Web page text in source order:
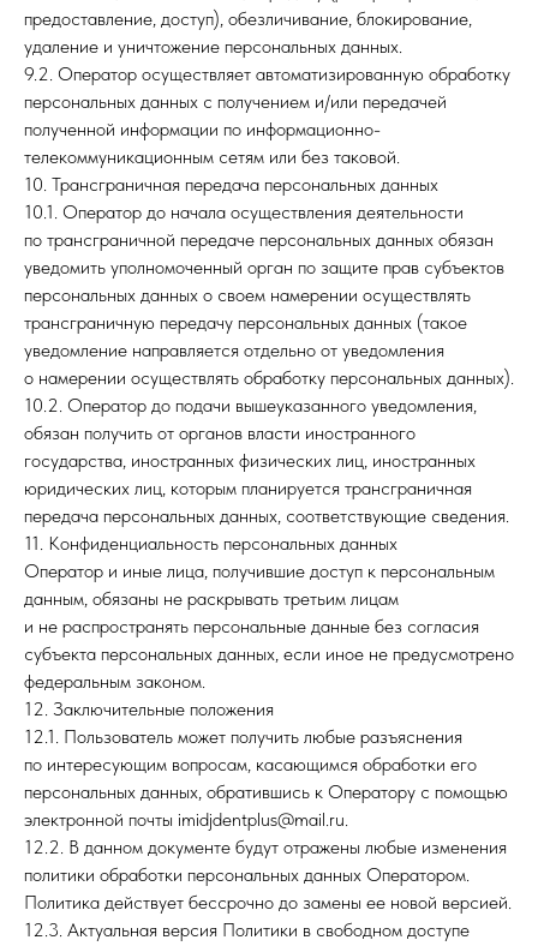
предоставление, доступ), обезличивание, блокирование,
удаление и уничтожение персональных данных.
9.2. Оператор осуществляет автоматизированную обработку
персональных данных с получением и/или передачей
полученной информации по информационно-
телекоммуникационным сетям или без таковой.
10. Трансграничная передача персональных данных
10.1. Оператор до начала осуществления деятельности
по трансграничной передаче персональных данных обязан
уведомить уполномоченный орган по защите прав субъектов
персональных данных о своем намерении осуществлять
трансграничную передачу персональных данных (такое
уведомление направляется отдельно от уведомления
о намерении осуществлять обработку персональных данных).
10.2. Оператор до подачи вышеуказанного уведомления,
обязан получить от органов власти иностранного
государства, иностранных физических лиц, иностранных
юридических лиц, которым планируется трансграничная
передача персональных данных, соответствующие сведения.
11. Конфиденциальность персональных данных
Оператор и иные лица, получившие доступ к персональным
данным, обязаны не раскрывать третьим лицам
и не распространять персональные данные без согласия
субъекта персональных данных, если иное не предусмотрено
федеральным законом.
12. Заключительные положения
12.1. Пользователь может получить любые разъяснения
по интересующим вопросам, касающимся обработки его
персональных данных, обратившись к Оператору с помощью
электронной почты imidjdentplus@mail.ru.
12.2. В данном документе будут отражены любые изменения
политики обработки персональных данных Оператором.
Политика действует бессрочно до замены ее новой версией.
12.3. Актуальная версия Политики в свободном доступе